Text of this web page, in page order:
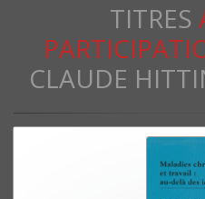
TITRES
CLAUDE